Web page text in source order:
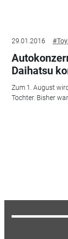
29.01.2016
Daihatsu
Zum 1. August
Tochter. Bisher